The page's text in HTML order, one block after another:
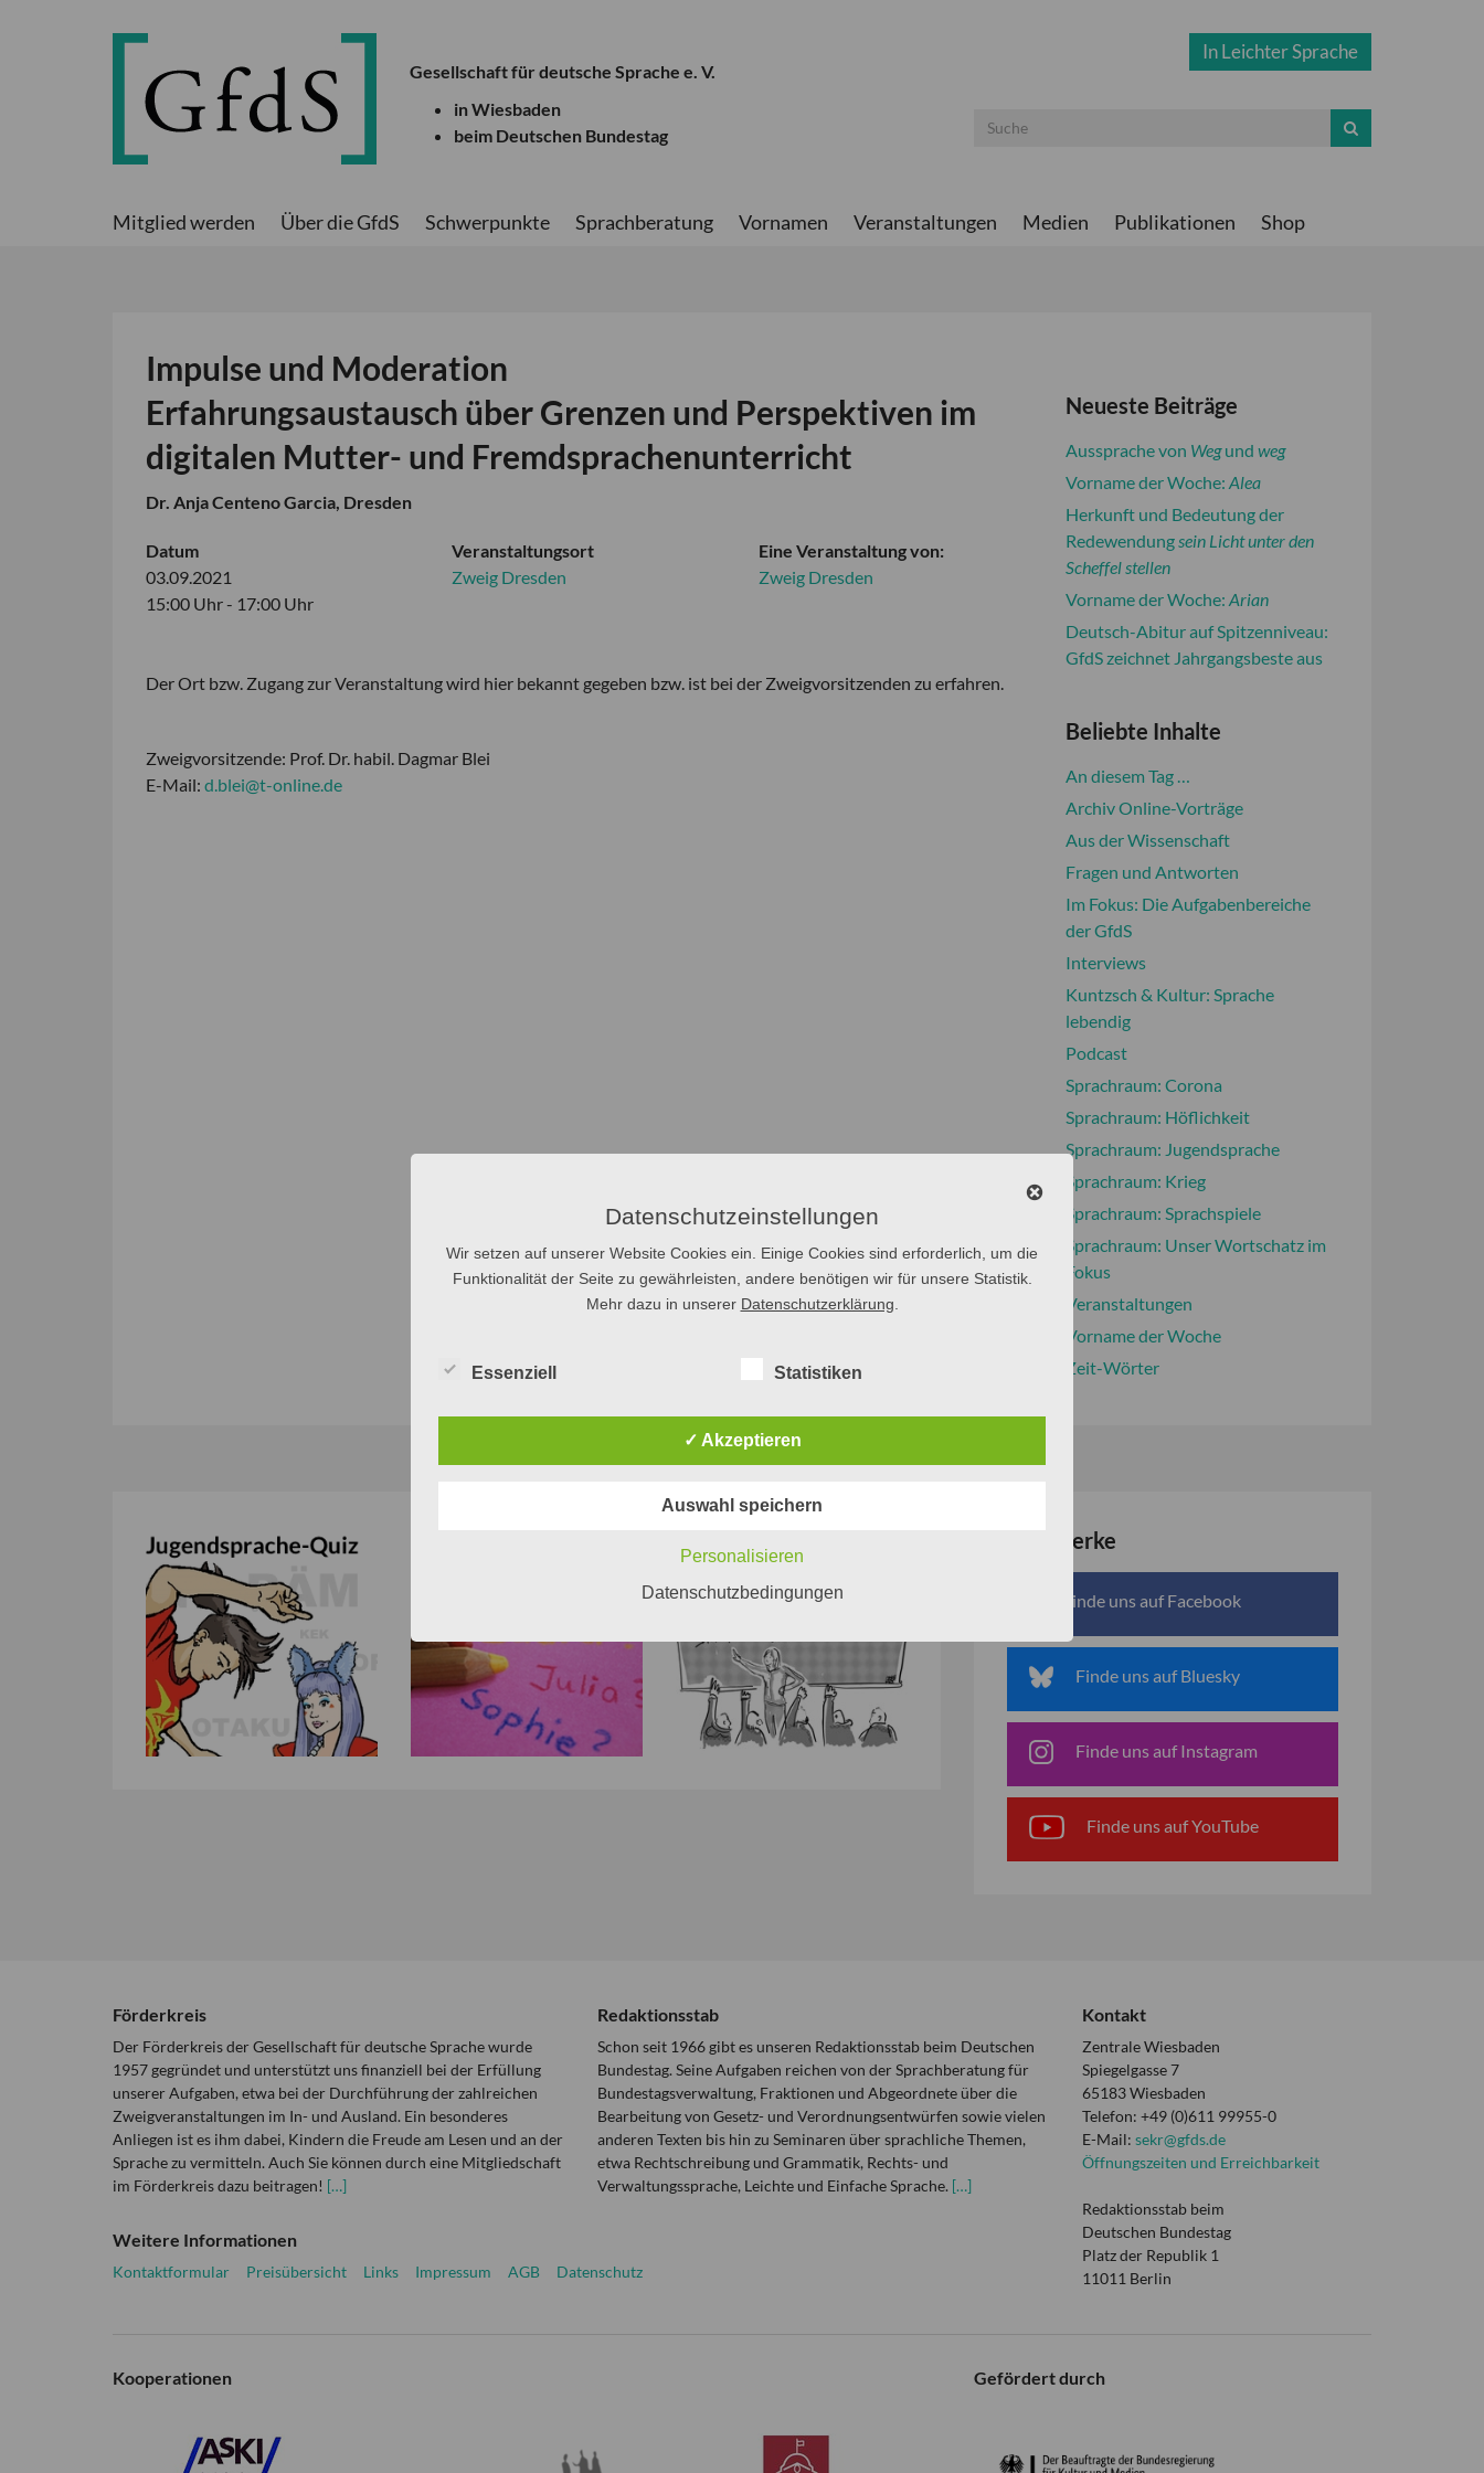
Gesellschaft für deutsche Sprache e. V.
in Wiesbaden
beim Deutschen Bundestag
In Leichter Sprache
Mitglied werden Über die GfdS Schwerpunkte Sprachberatung Vornamen Veranstaltungen Medien Publikationen Shop
Impulse und Moderation
Erfahrungsaustausch über Grenzen und Perspektiven im
digitalen Mutter- und Fremdsprachenunterricht
Dr. Anja Centeno Garcia, Dresden
Datum
03.09.2021
15:00 Uhr - 17:00 Uhr
Veranstaltungsort
Zweig Dresden
Eine Veranstaltung von:
Zweig Dresden
Der Ort bzw. Zugang zur Veranstaltung wird hier bekannt gegeben bzw. ist bei der Zweigvorsitzenden zu erfahren.
Zweigvorsitzende: Prof. Dr. habil. Dagmar Blei
E-Mail: d.blei@t-online.de
Neueste Beiträge
Aussprache von Wegund weg
Vorname der Woche: Alea
Herkunft und Bedeutung der
Redewendungsein Licht unter den
Scheffel stellen
Vorname der Woche: Arian
Deutsch-Abitur auf Spitzenniveau:
GfdS zeichnet Jahrgangsbeste aus
Beliebte Inhalte
An diesem Tag …
Archiv Online-Vorträge
Aus der Wissenschaft
Fragen und Antworten
Im Fokus: Die Aufgabenbereiche
der GfdS
Interviews
Kuntzsch & Kultur: Sprache
lebendig
Podcast
Sprachraum: Corona
Sprachraum: Höflichkeit
Sprachraum: Jugendsprache
Sprachraum: Krieg
Sprachraum: Sprachspiele
Sprachraum: Unser Wortschatz im
Fokus
Veranstaltungen
Vorname der Woche
Zeit-Wörter
Netzwerke
Finde uns auf Facebook
Finde uns auf Bluesky
Finde uns auf Instagram
Finde uns auf YouTube
Förderkreis
Der Förderkreis der Gesellschaft für deutsche Sprache wurde
1957 gegründet und unterstützt uns finanziell bei der Erfüllung
unserer Aufgaben, etwa bei der Durchführung der zahlreichen
Zweigveranstaltungen im In- und Ausland. Ein besonderes
Anliegen ist es ihm dabei, Kindern die Freude am Lesen und an der
Sprache zu vermitteln. Auch Sie können durch eine Mitgliedschaft
im Förderkreis dazu beitragen! […]
Redaktionsstab
Schon seit 1966 gibt es unseren Redaktionsstab beim Deutschen
Bundestag. Seine Aufgaben reichen von der Sprachberatung für
Bundestagsverwaltung, Fraktionen und Abgeordnete über die
Bearbeitung von Gesetz- und Verordnungsentwürfen sowie vielen
anderen Texten bis hin zu Seminaren über sprachliche Themen,
etwa Rechtschreibung und Grammatik, Rechts- und
Verwaltungssprache, Leichte und Einfache Sprache. […]
Weitere Informationen
Kontaktformular Preisübersicht Links Impressum AGB Datenschutz
Kontakt
Zentrale Wiesbaden
Spiegelgasse 7
65183 Wiesbaden
Telefon: +49 (0)611 99955-0
E-Mail: sekr@gfds.de
Öffnungszeiten und Erreichbarkeit
Redaktionsstab beim
Deutschen Bundestag
Platz der Republik 1
11011 Berlin
Kooperationen Gefördert durch
Datenschutzeinstellungen
Wir setzen auf unserer Website Cookies ein. Einige Cookies sind erforderlich, um die
Funktionalität der Seite zu gewährleisten, andere benötigen wir für unsere Statistik.
Mehr dazu in unserer Datenschutzerklärung
Essenziell Statistiken
✓ Akzeptieren
Auswahl speichern
Personalisieren
Datenschutzbedingungen